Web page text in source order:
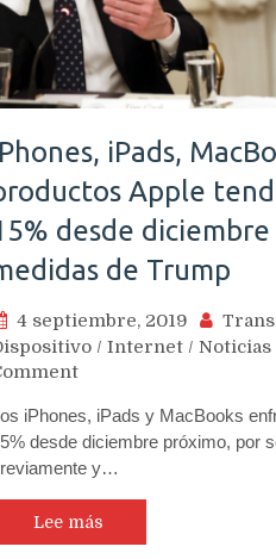
iPads,
Apple
desde
de Trump
4 septiembre, 2019
/ Internet / Noticias
on
iPads,
MacBooks
y
otros
productos
Apple
iPhones, iPads y MacBooks
desde diciembre próximo, por
y…
Lee más